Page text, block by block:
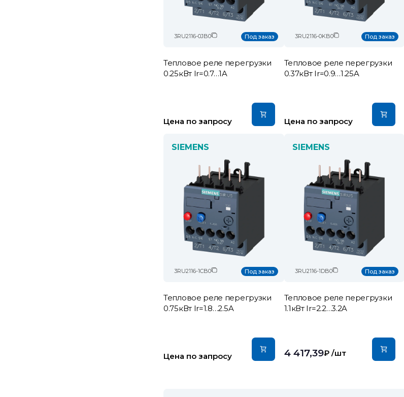
3RU2116-0JB0 Под заказ
Тепловое реле перегрузки
0.25кВт Ir=0.7…1A
Цена по запросу
3RU2116-0KB0 Под заказ
Тепловое реле перегрузки
0.37кВт Ir=0.9…1.25A
Цена по запросу
SIEMENS
3RU2116-1CB0 Под заказ
Тепловое реле перегрузки
0.75кВт Ir=1.8…2.5A
Цена по запросу
SIEMENS
3RU2116-1DB0 Под заказ
Тепловое реле перегрузки
1.1кВт Ir=2.2…3.2A
4 417,39₽ /шт